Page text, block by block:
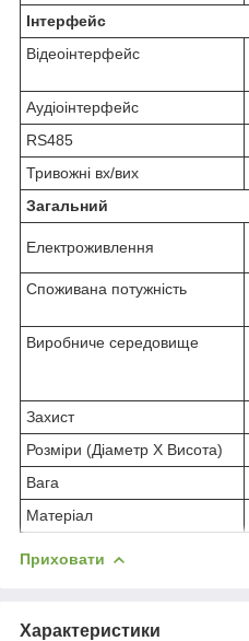
Інтерфейс
Відеоінтерфейс
Аудіоінтерфейс
RS485
Тривожні вх/вих
Загальний
Електроживлення
Споживана потужність
Виробниче середовище
Захист
Розміри (Діаметр Х Висота)
Вага
Матеріал
Приховати
Характеристики